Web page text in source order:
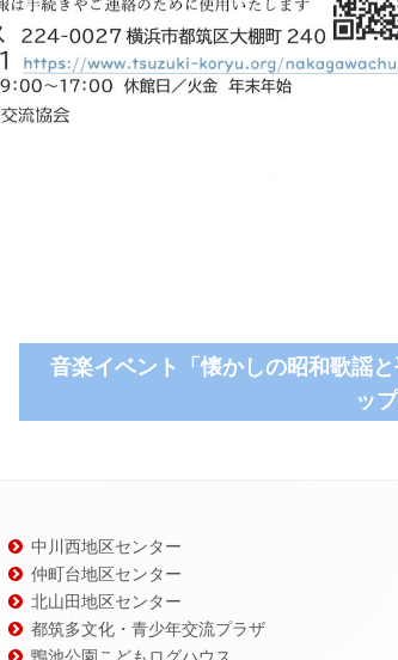
次
音楽イベント「懐かしの昭和歌謡
ッ
中川西地区センター
仲町台地区センター
北山田地区センター
都筑多文化・青少年交流プラザ